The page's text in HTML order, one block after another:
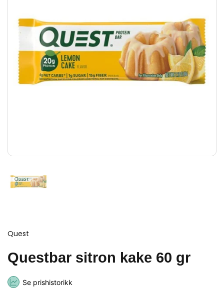
Quest
Questbar sitron kake 60 gr
Se prishistorikk